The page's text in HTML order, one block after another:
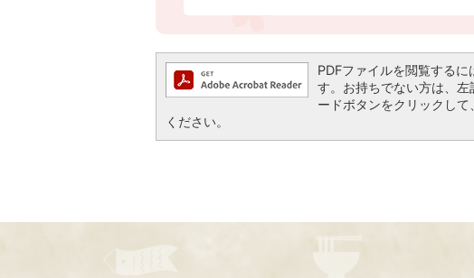
PDFファイルを閲覧する
す。お持ちでない方は、
ードボタンをクリックし
ください。